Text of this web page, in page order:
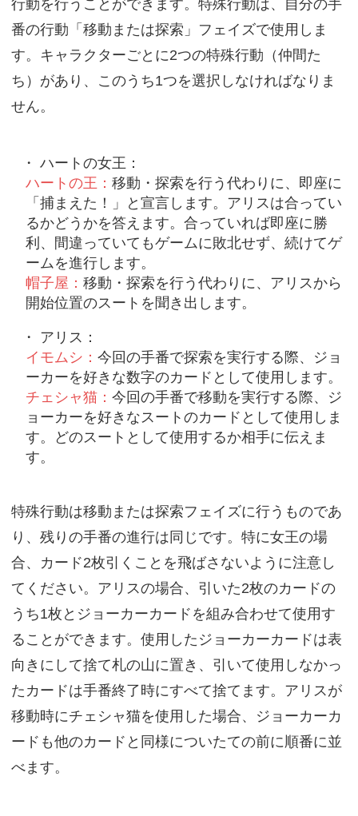
行動を行うことができます。特殊行動は、自分の手
番の行動「移動または探索」フェイズで使用しま
す。キャラクターごとに2つの特殊行動（仲間た
ち）があり、このうち1つを選択しなければなりま
せん。
ハートの女王：
ハートの王： 移動・探索を行う代わりに、即座に
「捕まえた！」と宣言します。アリスは合ってい
るかどうかを答えます。合っていれば即座に勝
利、間違っていてもゲームに敗北せず、続けてゲ
ームを進行します。
帽子屋： 移動・探索を行う代わりに、アリスから
開始位置のスートを聞き出します。
アリス：
イモムシ： 今回の手番で探索を実行する際、ジョ
ーカーを好きな数字のカードとして使用します。
チェシャ猫： 今回の手番で移動を実行する際、ジ
ョーカーを好きなスートのカードとして使用しま
す。どのスートとして使用するか相手に伝えま
す。
特殊行動は移動または探索フェイズに行うものであ
り、残りの手番の進行は同じです。特に女王の場
合、カード2枚引くことを飛ばさないように注意し
てください。アリスの場合、引いた2枚のカードの
うち1枚とジョーカーカードを組み合わせて使用す
ることができます。使用したジョーカーカードは表
向きにして捨て札の山に置き、引いて使用しなかっ
たカードは手番終了時にすべて捨てます。アリスが
移動時にチェシャ猫を使用した場合、ジョーカーカ
ードも他のカードと同様についたての前に順番に並
べます。